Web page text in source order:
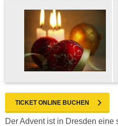
TICKET ONLINE BUCHEN
Der Advent ist in Dresden